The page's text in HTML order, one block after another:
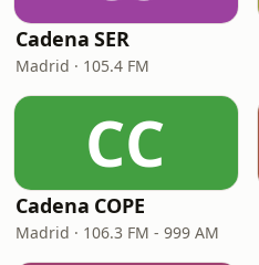
Cadena SER
Madrid · 105.4 FM
CC
Cadena COPE
Madrid · 106.3 FM - 999 AM